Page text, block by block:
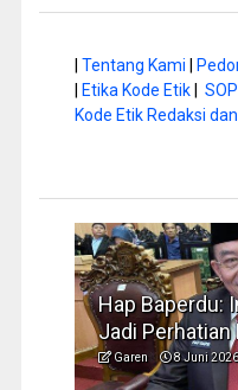
Tentang Kami
Etika Kode Etik|
Kode Etik Redaksi
Hap Baperdu:
Jadi Perhatian
Garen 8 Juni 2026